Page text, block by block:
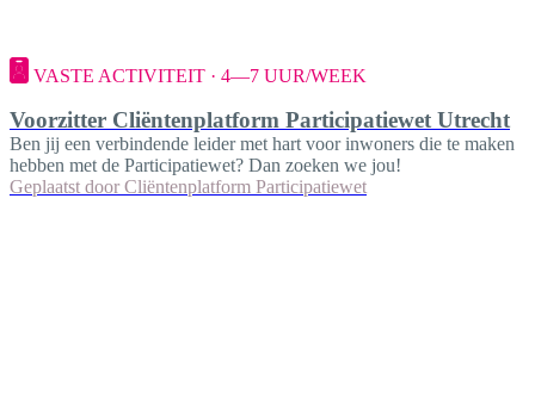
VASTE ACTIVITEIT · 4—7 UUR/WEEK
Voorzitter Cliëntenplatform Participatiewet Utrecht
Ben jij een verbindende leider met hart voor inwoners die te maken
hebben met de Participatiewet? Dan zoeken we jou!
Geplaatst door Cliëntenplatform Participatiewet